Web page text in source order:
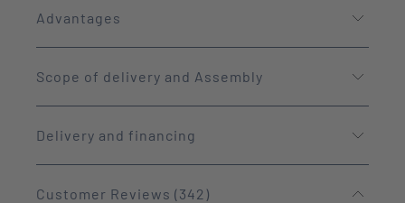
Advantages
Scope of delivery and Assembly
Delivery and financing
Customer Reviews (342)